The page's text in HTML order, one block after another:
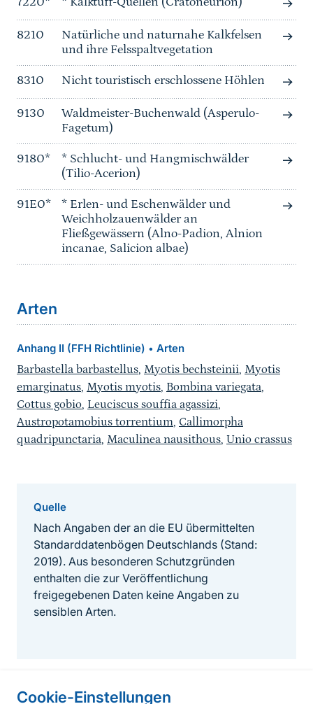
Cookie-Einstellungen
8210
Natürliche und naturnahe Kalkfelsen
und ihre Felsspaltvegetation
8310 Nicht touristisch erschlossene Höhlen
9130
Waldmeister-Buchenwald (Asperulo-
Fagetum)
9180*
* Schlucht- und Hangmischwälder
(Tilio-Acerion)
91E0*
* Erlen- und Eschenwälder und
Weichholzauenwälder an
Fließgewässern (Alno-Padion, Alnion
incanae, Salicion albae)
Arten
Anhang II (FFH Richtlinie) • Arten
Barbastella barbastellus, Myotis bechsteinii, Myotis
emarginatus, Myotis myotis, Bombina variegata,
Cottus gobio, Leuciscus souffia agassizi,
Austropotamobius torrentium, Callimorpha
quadripunctaria, Maculinea nausithous, Unio crassus
Quelle
Nach Angaben der an die EU übermittelten
Standarddatenbögen Deutschlands (Stand:
2019). Aus besonderen Schutzgründen
enthalten die zur Veröffentlichung
freigegebenen Daten keine Angaben zu
sensiblen Arten.